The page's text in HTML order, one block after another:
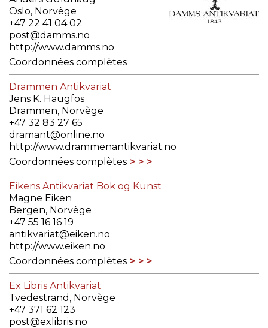
Oslo, Norvège
+47 22 41 04 02
post@damms.no
http://www.damms.no
Coordonnées complètes
Drammen Antikvariat
Jens K. Haugfos
Drammen, Norvège
+47 32 83 27 65
dramant@online.no
http://www.drammenantikvariat.no
Coordonnées complètes
Eikens Antikvariat Bok og Kunst
Magne Eiken
Bergen, Norvège
+47 55 16 16 19
antikvariat@eiken.no
http://www.eiken.no
Coordonnées complètes
Ex Libris Antikvariat
Tvedestrand, Norvège
+47 371 62 123
post@exlibris.no